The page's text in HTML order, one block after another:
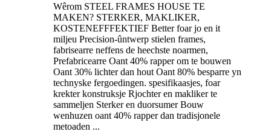
Wêrom STEEL FRAMES HOUSE TE
MAKEN? STERKER, MAKLIKER,
KOSTENEFFFEKTIEF Better foar jo en it
miljeu Precision-ûntwerp stielen frames,
fabrisearre neffens de heechste noarmen,
Prefabricearre Oant 40% rapper om te bouwen
Oant 30% lichter dan hout Oant 80% besparre yn
technyske fergoedingen. spesifikaasjes, foar
krekter konstruksje Rjochter en makliker te
sammeljen Sterker en duorsumer Bouw
wenhuzen oant 40% rapper dan tradisjonele
metoaden ...